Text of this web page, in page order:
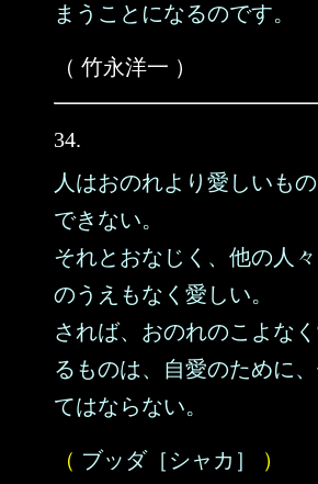
まうことになるのです。
（ 竹永洋一 ）
34.
人はおのれより愛しいも
できない。
それとおなじく、他の人
のうえもなく愛しい。
されば、おのれのこよな
るものは、自愛のために
てはならない。
（ ブッダ［シャカ］ ）